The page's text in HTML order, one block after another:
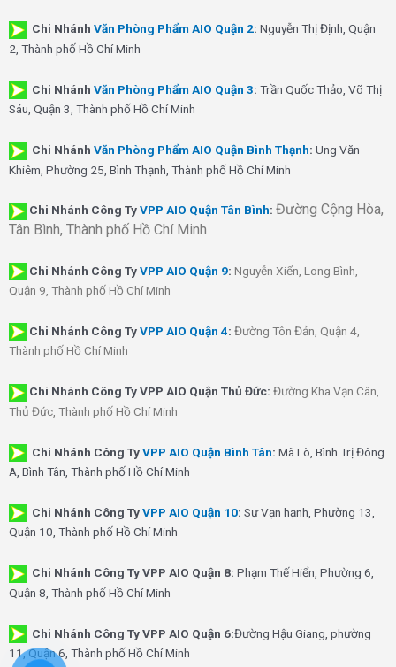
Chi Nhánh Văn Phòng Phẩm AIO Quận 2: Nguyễn Thị Định, Quận
2, Thành phố Hồ Chí Minh
Chi Nhánh Văn Phòng Phẩm AIO Quận 3: Trần Quốc Thảo, Võ Thị
Sáu, Quận 3, Thành phố Hồ Chí Minh
Chi Nhánh Văn Phòng Phẩm AIO Quận Bình Thạnh: Ung Văn
Khiêm, Phường 25, Bình Thạnh, Thành phố Hồ Chí Minh
Chi Nhánh Công TyVPP AIO Quận Tân Bình: Đường Cộng Hòa,
Tân Bình, Thành phố Hồ Chí Minh
Chi Nhánh Công TyVPP AIO Quận 9: Nguyễn Xiển, Long Bình,
Quận 9, Thành phố Hồ Chí Minh
Chi Nhánh Công TyVPP AIO Quận 4: Đường Tôn Đản, Quận 4,
Thành phố Hồ Chí Minh
Chi Nhánh Công Ty VPP AIO Quận Thủ Đức: Đường Kha Vạn Cân,
Thủ Đức, Thành phố Hồ Chí Minh
Chi Nhánh Công TyVPP AIO Quận Bình Tân: Mã Lò, Bình Trị Đông
A, Bình Tân, Thành phố Hồ Chí Minh
Chi Nhánh Công TyVPP AIO Quận 10: Sư Vạn hạnh, Phường 13,
Quận 10, Thành phố Hồ Chí Minh
Chi Nhánh Công Ty VPP AIO Quận 8: Phạm Thế Hiển, Phường 6,
Quận 8, Thành phố Hồ Chí Minh
Chi Nhánh Công Ty VPP AIO Quận 6:Đường Hậu Giang, phường
11, Quận 6, Thành phố Hồ Chí Minh